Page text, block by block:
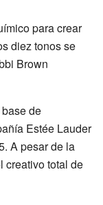
para crear
diez tonos se
Brown
de
Estée Lauder
A pesar de la
creativo total de